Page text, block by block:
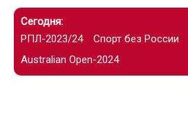
Сегодня:
РПЛ-2023/24
Спорт без России
Australian Open-2024